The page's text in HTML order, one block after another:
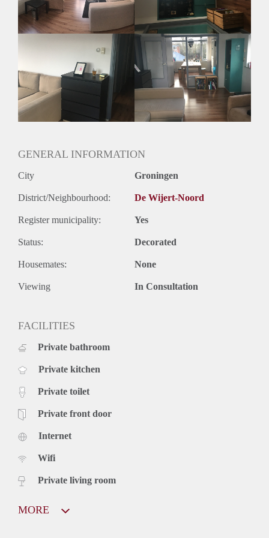
Slaapkamer: Keuze uit een 2 persoonsbed van 140x200 met
matras of 2pers bed van 180x220 excl matras, ruime
kledingkast met spiegeldeuren.
Keuken: 4-pits gasstel met hetelucht oven, combimagnetron,
koel-vriescombinatie. Er mag alleen in de keuken worden
gerookt.
GENERAL INFORMATION
City Groningen
District/Neighbourhood: De Wijert-Noord
Register municipality: Yes
Status: Decorated
Housemates: None
Viewing In Consultation
FACILITIES
Private bathroom
Private kitchen
Private toilet
Private front door
Internet
Wifi
Private living room
MORE